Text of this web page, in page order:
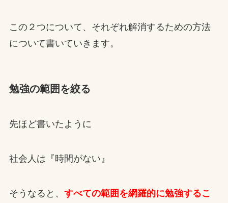
この２つについて、それぞれ解消するための方法
について書いていきます。
勉強の範囲を絞る
先ほど書いたように
社会人は『時間がない』
そうなると、 すべての範囲を網羅的に勉強するこ